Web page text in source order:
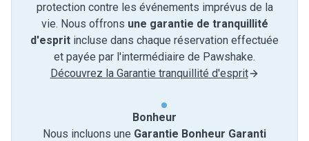
protection contre les événements imprévus de la
vie. Nous offrons une garantie de tranquillité
d'esprit incluse dans chaque réservation effectuée
et payée par l'intermédiaire de Pawshake.
Découvrez la Garantie tranquillité d'esprit
Bonheur
Nous incluons une Garantie Bonheur Garanti